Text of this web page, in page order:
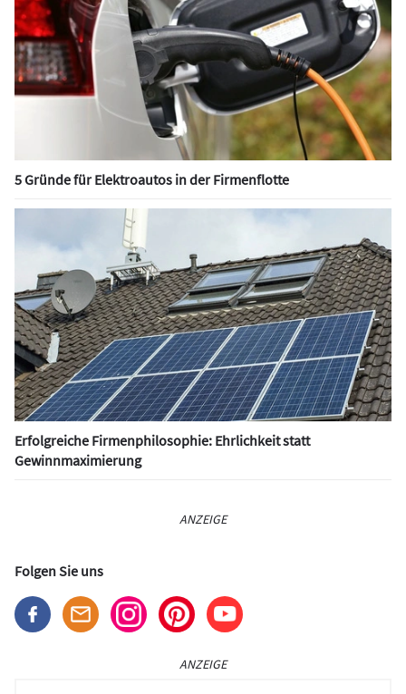
5 Gründe für Elektroautos in der Firmenflotte
Erfolgreiche Firmenphilosophie: Ehrlichkeit statt
Gewinnmaximierung
ANZEIGE
Folgen Sie uns
ANZEIGE